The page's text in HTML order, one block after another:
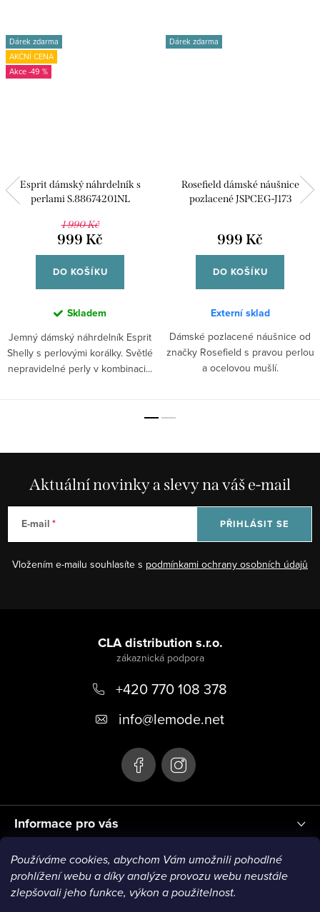
Používáme cookies, abychom Vám umožnili pohodlné
prohlížení webu a díky analýze provozu webu neustále
zlepšovali jeho funkce, výkon a použitelnost.
Dárek zdarma
AKČNÍ CENA
-49 %
Esprit dámský náhrdelník s
perlami S.88674201NL
1 990 Kč
999 Kč
DO KOŠÍKU
Skladem
Jemný dámský náhrdelník Esprit
Shelly s perlovými korálky. Světlé
nepravidelné perly v kombinaci...
Dárek zdarma
Rosefield dámské náušnice
pozlacené JSPCEG-J173
999 Kč
DO KOŠÍKU
Externí sklad
Dámské pozlacené náušnice od
značky Rosefield s pravou perlou
a ocelovou mušlí.
Aktuální novinky a slevy na váš e-mail
E-mail
Vložením e-mailu souhlasíte s podmínkami ochrany osobních údajů
PŘIHLÁSIT SE
Informace pro vás
CLA distribution s.r.o.
+420 770 108 378
info@lemode.net
Blog